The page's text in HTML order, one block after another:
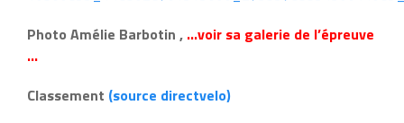
Photo Amélie Barbotin , …voir sa galerie de l’épreuve
…
Classement (source directvelo)